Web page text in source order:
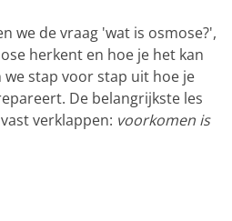
we de vraag 'wat is osmose?',
herkent en hoe je het kan
stap voor stap uit hoe je
De belangrijkste les
verklappen: voorkomen is